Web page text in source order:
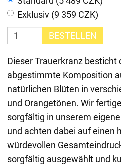
Exklusiv (9 359 CZK)
BESTELLEN
Dieser Trauerkranz besticht
abgestimmte Komposition
natürlichen Blüten in
und Orangetönen. Wir
sorgfältig in unserem
und achten dabei auf einen
würdevollen
sorgfältig ausgewählt und